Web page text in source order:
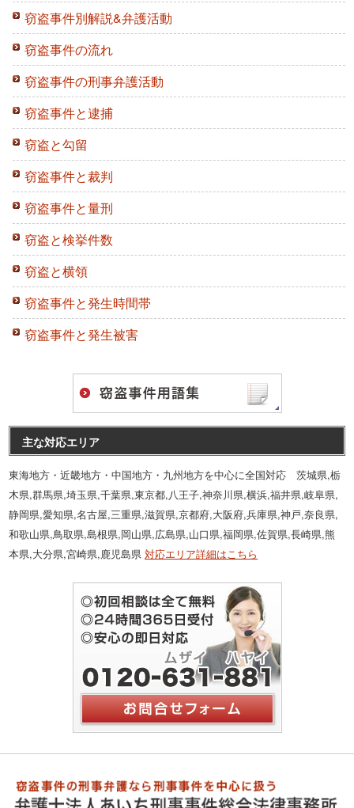
窃盗事件別解説&弁護活動
窃盗事件の流れ
窃盗事件の刑事弁護活動
窃盗事件と逮捕
窃盗と勾留
窃盗事件と裁判
窃盗事件と量刑
窃盗と検挙件数
窃盗と横領
窃盗事件と発生時間帯
窃盗事件と発生被害
主な対応エリア
東海地方・近畿地方・中国地方・九州地方を中心に全国対応 茨城県,栃
木県,群馬県,埼玉県,千葉県,東京都,八王子,神奈川県,横浜,福井県,岐阜県,
静岡県,愛知県,名古屋,三重県,滋賀県,京都府,大阪府,兵庫県,神戸,奈良県,
和歌山県,鳥取県,島根県,岡山県,広島県,山口県,福岡県,佐賀県,長崎県,熊
本県,大分県,宮崎県,鹿児島県対応エリア詳細はこちら